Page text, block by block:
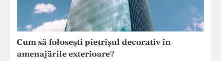
Cum să folosești pietrișul decorativ în
amenajările exterioare?